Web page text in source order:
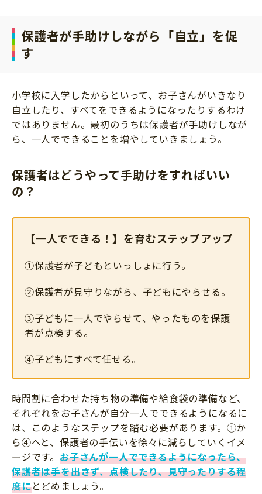
保護者が手助けしながら「自立」を促
す
小学校に入学したからといって、お子さんがいきなり
自立したり、すべてをできるようになったりするわけ
ではありません。最初のうちは保護者が手助けしなが
ら、一人でできることを増やしていきましょう。
保護者はどうやって手助けをすればいい
の？
【一人でできる！】を育むステップアップ
①保護者が子どもといっしょに行う。
②保護者が見守りながら、子どもにやらせる。
③子どもに一人でやらせて、やったものを保護
者が点検する。
④子どもにすべて任せる。
時間割に合わせた持ち物の準備や給食袋の準備など、
それぞれをお子さんが自分一人でできるようになるに
は、このようなステップを踏む必要があります。①か
ら④へと、保護者の手伝いを徐々に減らしていくイメ
ージです。 お子さんが一人でできるようになったら、
保護者は手を出さず、点検したり、見守ったりする程
度にとどめましょう。